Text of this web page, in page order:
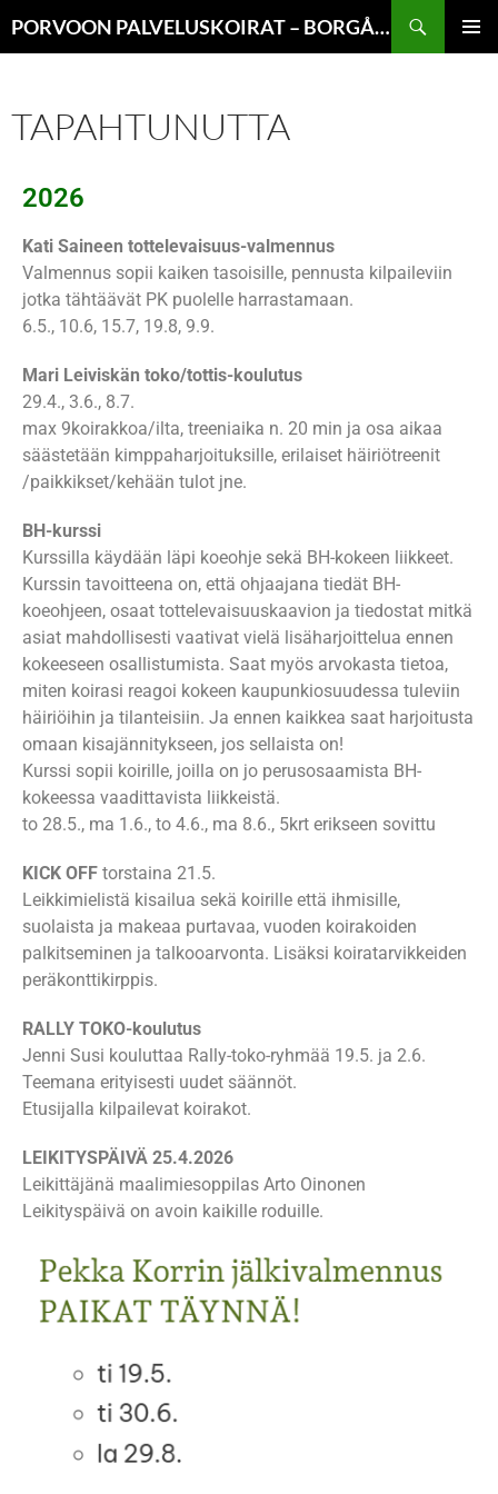
PORVOON PALVELUSKOIRAT – BORGÅ BRUKSHUNDAR
TAPAHTUNUTTA
2026
Kati Saineen tottelevaisuus-valmennus
Valmennus sopii kaiken tasoisille, pennusta kilpaileviin
jotka tähtäävät PK puolelle harrastamaan.
6.5., 10.6, 15.7, 19.8, 9.9.
Mari Leiviskän toko/tottis-koulutus
29.4., 3.6., 8.7.
max 9koirakkoa/ilta, treeniaika n. 20 min ja osa aikaa
säästetään kimppaharjoituksille, erilaiset häiriötreenit
/paikkikset/kehään tulot jne.
BH-kurssi
Kurssilla käydään läpi koeohje sekä BH-kokeen liikkeet.
Kurssin tavoitteena on, että ohjaajana tiedät BH-
koeohjeen, osaat tottelevaisuuskaavion ja tiedostat mitkä
asiat mahdollisesti vaativat vielä lisäharjoittelua ennen
kokeeseen osallistumista. Saat myös arvokasta tietoa,
miten koirasi reagoi kokeen kaupunkiosuudessa tuleviin
häiriöihin ja tilanteisiin. Ja ennen kaikkea saat harjoitusta
omaan kisajännitykseen, jos sellaista on!
Kurssi sopii koirille, joilla on jo perusosaamista BH-
kokeessa vaadittavista liikkeistä.
to 28.5., ma 1.6., to 4.6., ma 8.6., 5krt erikseen sovittu
KICK OFF torstaina 21.5.
Leikkimielistä kisailua sekä koirille että ihmisille,
suolaista ja makeaa purtavaa, vuoden koirakoiden
palkitseminen ja talkooarvonta. Lisäksi koiratarvikkeiden
peräkonttikirppis.
RALLY TOKO-koulutus
Jenni Susi kouluttaa Rally-toko-ryhmää 19.5. ja 2.6.
Teemana erityisesti uudet säännöt.
Etusijalla kilpailevat koirakot.
LEIKITYSPÄIVÄ 25.4.2026
Leikittäjänä maalimiesoppilas Arto Oinonen
Leikityspäivä on avoin kaikille roduille.